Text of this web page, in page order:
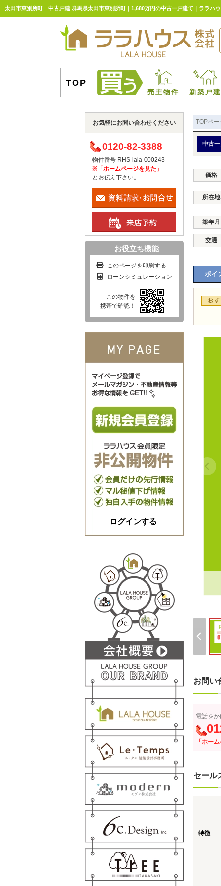
太田市東別所町 中古戸建 群馬県太田市東別所町｜1,680万円の中古一戸建て｜ララハ
TOP
売主物件 新築戸建
TOPペー
中古
価格
所在地
築年月
交通
ポイ
お問い
電話を
「ホー
セール
特徴
お気軽にお問い合わせください
0120-82-3388
物件番号 RHS-lala-000243
※「ホームページを見た」
とお伝え下さい。
お役立ち機能
このページを印刷する
ローンシミュレーション
この物件を
携帯で確認！
ログインする